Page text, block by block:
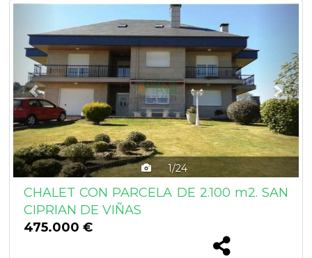
1/24
CHALET CON PARCELA DE 2.100 m2. SAN
CIPRIAN DE VIÑAS
475.000 €